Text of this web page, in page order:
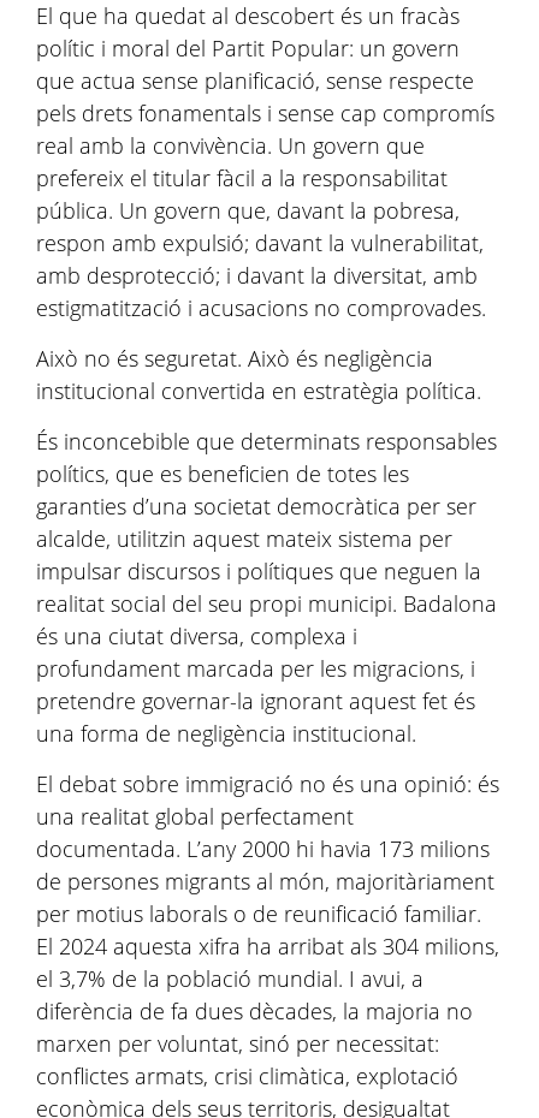
El que ha quedat al descobert és un fracàs
polític i moral del Partit Popular: un govern
que actua sense planificació, sense respecte
pels drets fonamentals i sense cap compromís
real amb la convivència. Un govern que
prefereix el titular fàcil a la responsabilitat
pública. Un govern que, davant la pobresa,
respon amb expulsió; davant la vulnerabilitat,
amb desprotecció; i davant la diversitat, amb
estigmatització i acusacions no comprovades.
Això no és seguretat. Això és negligència
institucional convertida en estratègia política.
És inconcebible que determinats responsables
polítics, que es beneficien de totes les
garanties d’una societat democràtica per ser
alcalde, utilitzin aquest mateix sistema per
impulsar discursos i polítiques que neguen la
realitat social del seu propi municipi. Badalona
és una ciutat diversa, complexa i
profundament marcada per les migracions, i
pretendre governar-la ignorant aquest fet és
una forma de negligència institucional.
El debat sobre immigració no és una opinió: és
una realitat global perfectament
documentada. L’any 2000 hi havia 173 milions
de persones migrants al món, majoritàriament
per motius laborals o de reunificació familiar.
El 2024 aquesta xifra ha arribat als 304 milions,
el 3,7% de la població mundial. I avui, a
diferència de fa dues dècades, la majoria no
marxen per voluntat, sinó per necessitat:
conflictes armats, crisi climàtica, explotació
econòmica dels seus territoris, desigualtat